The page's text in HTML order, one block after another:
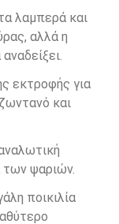
λαμπερά και
αλλά η
εκτροφής για
και
των ψαριών.
ποικιλία